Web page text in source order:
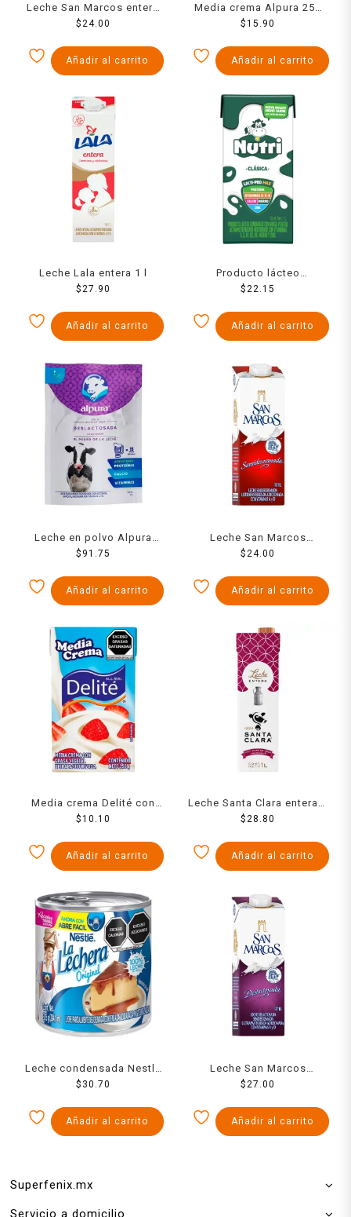
Leche San Marcos entera
ultrapasteurizada 1 l
$ 24.00
Añadir al carrito
Media crema Alpura 250
ml
$15.90
Añadir al carrito
Leche Lala entera 1 l
$ 27.90
Añadir al carrito
Producto lácteo
combinado Nutri entera 1 l
$ 22.15
Añadir al carrito
Leche en polvo Alpura
deslactosada 460 g
$ 91.75
Añadir al carrito
Leche San Marcos
semidescremada 1 l
$24.00
Añadir al carrito
Media crema Delité con
grasa vegetal
$10.10
Añadir al carrito
Leche Santa Clara entera 1
l
$28.80
Añadir al carrito
Leche condensada Nestlé
La Lechera original 375 g
$ 30.70
Añadir al carrito
Leche San Marcos
deslactosada 1 l
$27.00
Añadir al carrito
Superfenix.mx
Servicio a domicilio